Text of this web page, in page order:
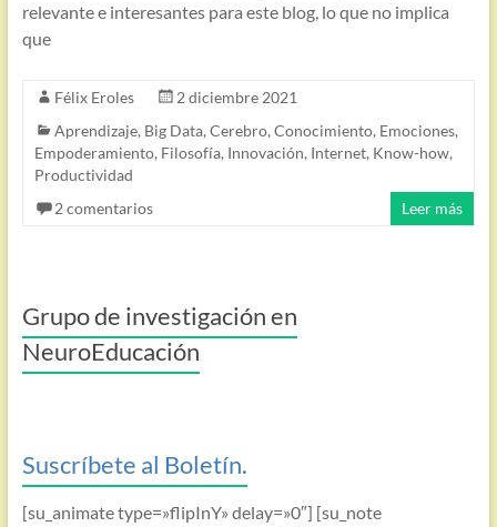
relevante e interesantes para este blog, lo que no implica
que
Félix Eroles
2 diciembre 2021
Aprendizaje, Big Data, Cerebro, Conocimiento, Emociones,
Empoderamiento, Filosofía, Innovación, Internet, Know-how,
Productividad
2 comentarios
Leer más
Grupo de investigación en
NeuroEducación
Suscríbete al Boletín.
[su_animate type=»flipInY» delay=»0″] [su_note